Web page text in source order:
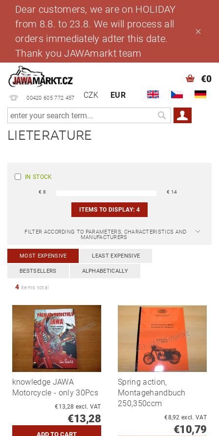
Dear customers, we are on HOLIDAY
from 8.8. to 23.8. We will process all
orders immediately adter this date.
Thank you JAWAmarkt team
00420 605 772 457 CZK EUR
€0
LIETERATURE
IN STOCK
€8 € 14
ITEMS TO DISPLAY: 4
FILTER ACCORDING TO PARAMETERS, CHARACTERISTICS AND
MANUFACTURERS
MOST EXPENSIVE LEAST EXPENSIVE
BESTSELLERS ALPHABETICALLY
4 items total
knowledge JAWA
Motorcycle - only 30Pcs
€13,28 excl. VAT
€13,28
Spring action,
Montagehandbuch
250,350ccm
€8,92 excl. VAT
€10,79